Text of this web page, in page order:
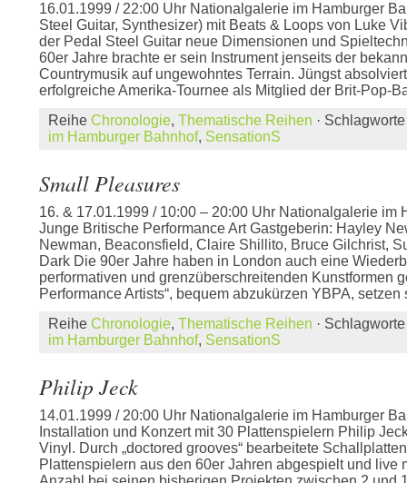
16.01.1999 / 22:00 Uhr Nationalgalerie im Hamburger
Steel Guitar, Synthesizer) mit Beats & Loops von Luke
der Pedal Steel Guitar neue Dimensionen und
60er Jahre brachte er sein Instrument jenseits der
Countrymusik auf ungewohntes Terrain. Jüngst
erfolgreiche Amerika-Tournee als Mitglied der Brit-Pop-
Reihe Chronologie, Thematische Reihen ·
im Hamburger Bahnhof, SensationS
Small Pleasures
16. & 17.01.1999 / 10:00 – 20:00 Uhr Nationalgalerie im
Junge Britische Performance Art Gastgeberin: Hayley
Newman, Beaconsfield, Claire Shillito, Bruce Gilchrist,
Dark Die 90er Jahre haben in London auch eine
performativen und grenzüberschreitenden Kunstformen
Performance Artists“, bequem abzukürzen YBPA,
Reihe Chronologie, Thematische Reihen ·
im Hamburger Bahnhof, SensationS
Philip Jeck
14.01.1999 / 20:00 Uhr Nationalgalerie im Hamburger
Installation und Konzert mit 30 Plattenspielern Philip
Vinyl. Durch „doctored grooves“ bearbeitete
Plattenspielern aus den 60er Jahren abgespielt und live